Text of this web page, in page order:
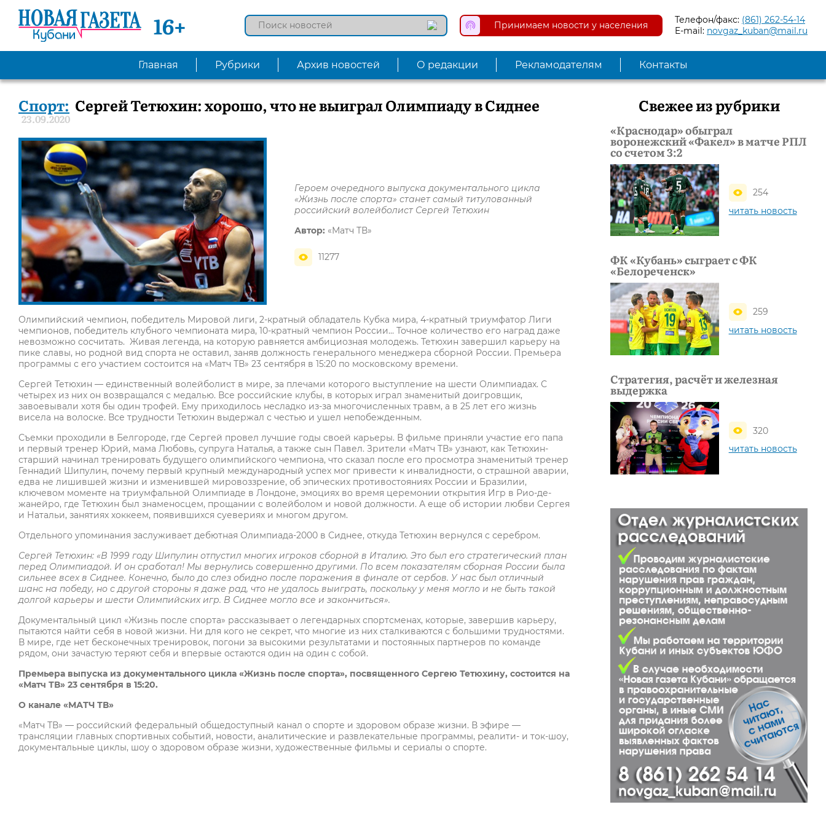
16+ Принимаем новости у населения Телефон/факс: (861) 262-54-14
E-mail: novgaz_kuban@mail.ru
Главная Рубрики Архив новостей О редакции Рекламодателям Контакты
Спорт: Сергей Тетюхин: хорошо, что не выиграл Олимпиаду в Сиднее
23.09.2020
Героем очередного выпуска документального цикла
«Жизнь после спорта» станет самый титулованный
российский волейболист Сергей Тетюхин
Автор: «Матч ТВ»
11277
Олимпийский чемпион, победитель Мировой лиги, 2-кратный обладатель Кубка мира, 4-кратный триумфатор Лиги
чемпионов, победитель клубного чемпионата мира, 10-кратный чемпион России… Точное количество его наград даже
невозможно сосчитать. Живая легенда, на которую равняется амбициозная молодежь. Тетюхин завершил карьеру на
пике славы, но родной вид спорта не оставил, заняв должность генерального менеджера сборной России. Премьера
программы с его участием состоится на «Матч ТВ» 23 сентября в 15:20 по московскому времени.
Сергей Тетюхин — единственный волейболист в мире, за плечами которого выступление на шести Олимпиадах. С
четырех из них он возвращался с медалью. Все российские клубы, в которых играл знаменитый доигровщик,
завоевывали хотя бы один трофей. Ему приходилось несладко из-за многочисленных травм, а в 25 лет его жизнь
висела на волоске. Все трудности Тетюхин выдержал с честью и ушел непобежденным.
Съемки проходили в Белгороде, где Сергей провел лучшие годы своей карьеры. В фильме приняли участие его папа
и первый тренер Юрий, мама Любовь, супруга Наталья, а также сын Павел. Зрители «Матч ТВ» узнают, как Тетюхин-
старший начинал тренировать будущего олимпийского чемпиона, что сказал после его просмотра знаменитый тренер
Геннадий Шипулин, почему первый крупный международный успех мог привести к инвалидности, о страшной аварии,
едва не лишившей жизни и изменившей мировоззрение, об эпических противостояниях России и Бразилии,
ключевом моменте на триумфальной Олимпиаде в Лондоне, эмоциях во время церемонии открытия Игр в Рио-де-
жанейро, где Тетюхин был знаменосцем, прощании с волейболом и новой должности. А еще об истории любви Сергея
и Натальи, занятиях хоккеем, появившихся суевериях и многом другом.
Отдельного упоминания заслуживает дебютная Олимпиада-2000 в Сиднее, откуда Тетюхин вернулся с серебром.
Сергей Тетюхин: «В 1999 году Шипулин отпустил многих игроков сборной в Италию. Это был его стратегический план
перед Олимпиадой. И он сработал! Мы вернулись совершенно другими. По всем показателям сборная России была
сильнее всех в Сиднее. Конечно, было до слез обидно после поражения в финале от сербов. У нас был отличный
шанс на победу, но с другой стороны я даже рад, что не удалось выиграть, поскольку у меня могло и не быть такой
долгой карьеры и шести Олимпийских игр. В Сиднее могло все и закончиться».
Документальный цикл «Жизнь после спорта» рассказывает о легендарных спортсменах, которые, завершив карьеру,
пытаются найти себя в новой жизни. Ни для кого не секрет, что многие из них сталкиваются с большими трудностями.
В мире, где нет бесконечных тренировок, погони за высокими результатами и постоянных партнеров по команде
рядом, они зачастую теряют себя и впервые остаются один на один с собой.
Премьера выпуска из документального цикла «Жизнь после спорта», посвященного Сергею Тетюхину, состоится на
«Матч ТВ» 23 сентября в 15:20.
О канале «МАТЧ ТВ»
«Матч ТВ» — российский федеральный общедоступный канал о спорте и здоровом образе жизни. В эфире —
трансляции главных спортивных событий, новости, аналитические и развлекательные программы, реалити- и ток-шоу,
документальные циклы, шоу о здоровом образе жизни, художественные фильмы и сериалы о спорте.
Свежее из рубрики
«Краснодар» обыграл
воронежский «Факел» в матче РПЛ
со счетом 3:2
254
читать новость
ФК «Кубань» сыграет с ФК
«Белореченск»
259
читать новость
Стратегия, расчёт и железная
выдержка
320
читать новость